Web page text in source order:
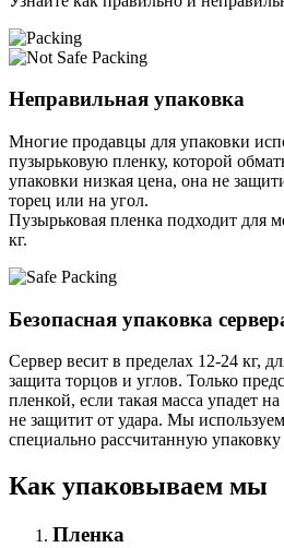
Неправильная упаковка
Многие продавцы для упаковки
пузырьковую пленку, которой
упаковки низкая цена, она не
торец или на угол.
Пузырьковая пленка подходит для
кг.
Безопасная упаковка
Сервер весит в пределах 12-24 кг,
защита торцов и углов. Только
пленкой, если такая масса упадет
не защитит от удара. Мы
специально расcчитанную упаковку
Как упаковываем мы
Пленка